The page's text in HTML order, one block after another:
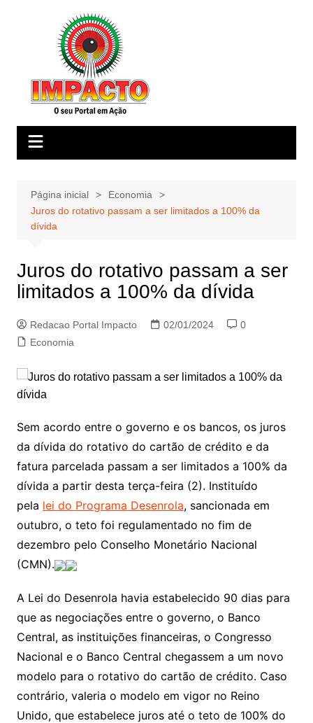
Página inicial
Economia
Juros do rotativo passam a ser limitados a 100% da
dívida
Juros do rotativo passam a ser
limitados a 100% da dívida
Redacao Portal Impacto 02/01/2024
0
Economia
Sem acordo entre o governo e os bancos, os juros
da dívida do rotativo do cartão de crédito e da
fatura parcelada passam a ser limitados a 100% da
dívida a partir desta terça-feira (2). Instituído
pela lei do Programa Desenrola, sancionada em
outubro, o teto foi regulamentado no fim de
dezembro pelo Conselho Monetário Nacional
(CMN).
A Lei do Desenrola havia estabelecido 90 dias para
que as negociações entre o governo, o Banco
Central, as instituições financeiras, o Congresso
Nacional e o Banco Central chegassem a um novo
modelo para o rotativo do cartão de crédito. Caso
contrário, valeria o modelo em vigor no Reino
Unido, que estabelece juros até o teto de 100% do